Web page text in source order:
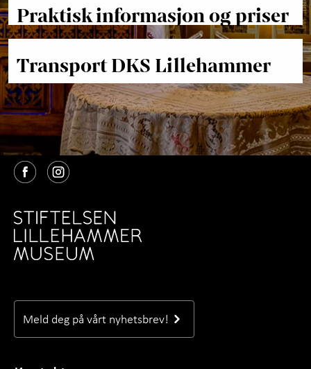
Aktiviteter for barn
Om Bjørnstjerne Bjørnson
Om Aulestad +
Utforsk samlingene +
Selskaper med servering
Om oss
Kunnskap og læring
Kontakt oss
Praktisk informasjon og priser
Transport DKS Lillehammer
Meld deg på vårt nyhetsbrev!